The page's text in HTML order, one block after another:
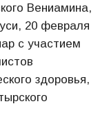
Вениамина,
20 февраля
с участием
здоровья,